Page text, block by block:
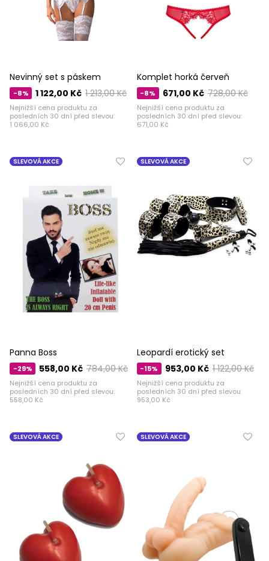
Nevinný set s páskem
-8% 1 213,00 Kč
1 122,00 Kč
Nejnižší cena produktu za
posledních 30 dní před slevou:
1 066,00 Kč
Komplet horká červeň
-8% 728,00 Kč
671,00 Kč
Nejnižší cena produktu za
posledních 30 dní před slevou:
671,00 Kč
SLEVOVÁ AKCE
Panna Boss
-29% 784,00 Kč
558,00 Kč
Nejnižší cena produktu za
posledních 30 dní před slevou:
558,00 Kč
SLEVOVÁ AKCE
Leopardí erotický set
-15% 1 122,00 Kč
953,00 Kč
Nejnižší cena produktu za
posledních 30 dní před slevou:
953,00 Kč
SLEVOVÁ AKCE SLEVOVÁ AKCE